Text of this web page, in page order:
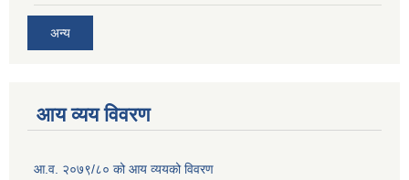
अन्य
आय व्यय विवरण
आ.व. २०७९/८० को आय व्ययको विवरण